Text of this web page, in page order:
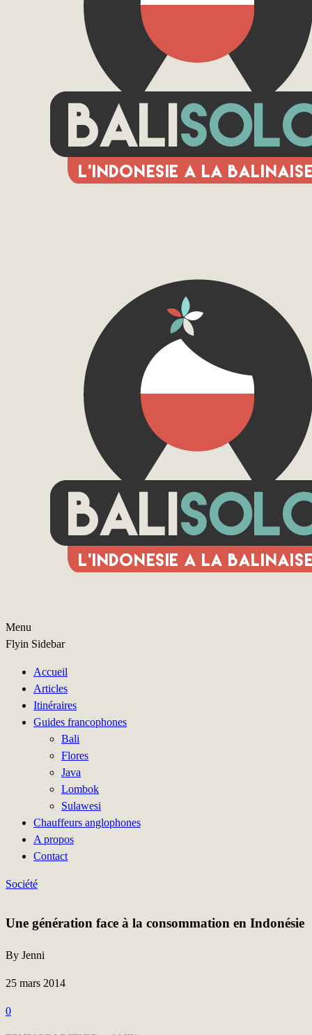
Menu
Flyin Sidebar
Accueil
Articles
Itinéraires
Guides francophones
Bali
Flores
Java
Lombok
Sulawesi
Chauffeurs anglophones
A propos
Contact
Société
Une génération face à la consommation en Indonésie
By Jenni
25 mars 2014
0